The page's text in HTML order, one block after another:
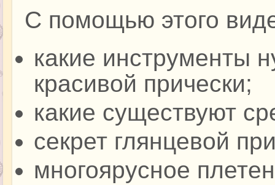
С помощью этого
какие инструменты
красивой прически;
какие существуют
секрет глянцевой
многоярусное